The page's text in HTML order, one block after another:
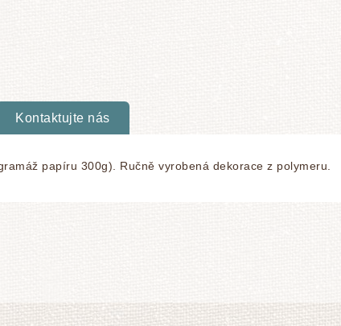
Kontaktujte nás
papíru 300g). Ručně vyrobená dekorace z polymeru.